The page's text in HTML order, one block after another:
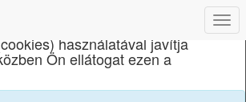
Művészeti Líceum
használatával javítja
Ön ellátogat ezen a